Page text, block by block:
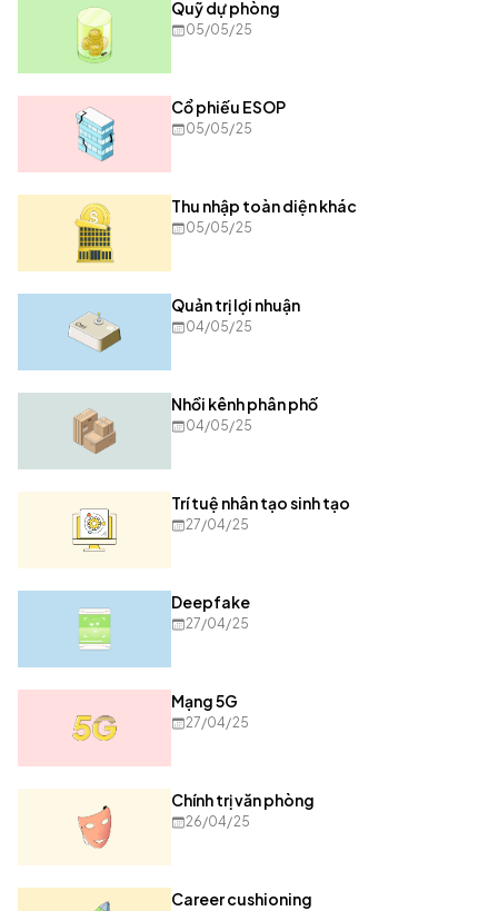
Quỹ dự phòng
05/05/25
Cổ phiếu ESOP
05/05/25
Thu nhập toàn diện khác
05/05/25
Quản trị lợi nhuận
04/05/25
Nhồi kênh phân phố
04/05/25
Trí tuệ nhân tạo sinh tạo
27/04/25
Deepfake
27/04/25
Mạng 5G
27/04/25
Chính trị văn phòng
26/04/25
Career cushioning